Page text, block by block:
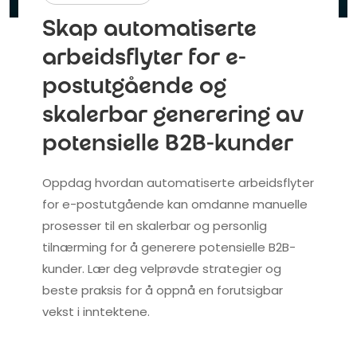
Skap automatiserte
arbeidsflyter for e-
postutgående og
skalerbar generering av
potensielle B2B-kunder
Oppdag hvordan automatiserte arbeidsflyter
for e-postutgående kan omdanne manuelle
prosesser til en skalerbar og personlig
tilnærming for å generere potensielle B2B-
kunder. Lær deg velprøvde strategier og
beste praksis for å oppnå en forutsigbar
vekst i inntektene.